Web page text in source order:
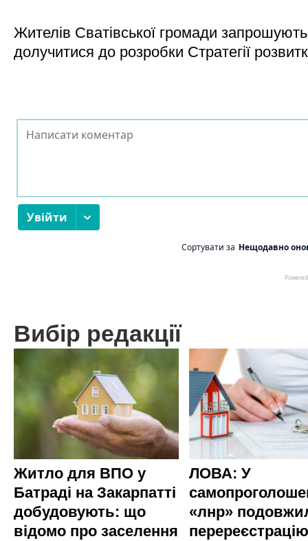
Жителів Сватівської громади запрошують
долучитися до розробки Стратегії
Вибір редакції
Житло для ВПО у
Батраді на Закарпатті
добудовують: що
відомо про заселення
ЛОВА: У
«лнр»
перереєстрацію